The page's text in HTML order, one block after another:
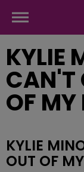
KYLIE
CAN'T
OF MY
KYLIE
OUT OF